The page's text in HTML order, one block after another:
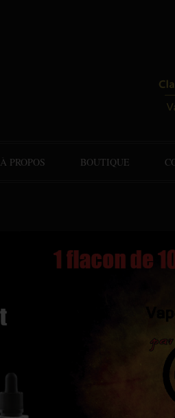
À PROPOS BOUTIQUE